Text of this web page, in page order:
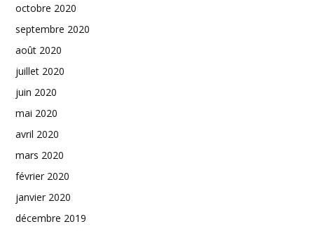
octobre 2020
septembre 2020
août 2020
juillet 2020
juin 2020
mai 2020
avril 2020
mars 2020
février 2020
janvier 2020
décembre 2019